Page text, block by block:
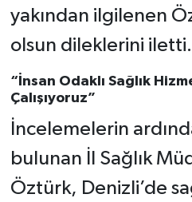
yakından ilgilenen
olsun dileklerini iletti.
“İnsan Odaklı Sağlık
Çalışıyoruz”
İncelemelerin
bulunan İl Sağlık
Öztürk, Denizli’de